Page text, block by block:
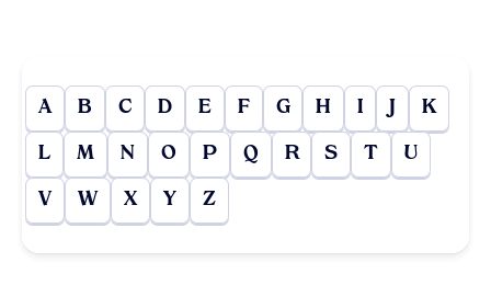
A B C D E F G H I J K
L M N O P Q R S T U
V W X Y Z